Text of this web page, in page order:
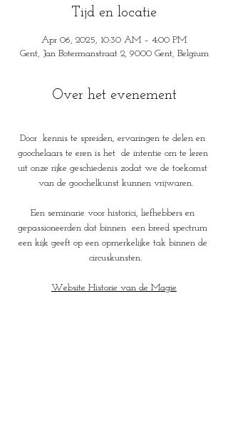
Tijd en locatie
Apr 06, 2025, 10:30 AM – 4:00 PM
Gent, Jan Botermanstraat 2, 9000 Gent, Belgium
Over het evenement
Door  kennis te spreiden, ervaringen te delen en
goochelaars te eren is het  de intentie om te leren
uit onze rijke geschiedenis zodat we de toekomst
van de goochelkunst kunnen vrijwaren.
Een seminarie voor historici, liefhebbers en
gepassioneerden dat binnen  een breed spectrum
een kijk geeft op een opmerkelijke tak binnen de
circuskunsten.
Website Historie van de Magie